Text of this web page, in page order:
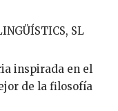
SL
de la filosofía